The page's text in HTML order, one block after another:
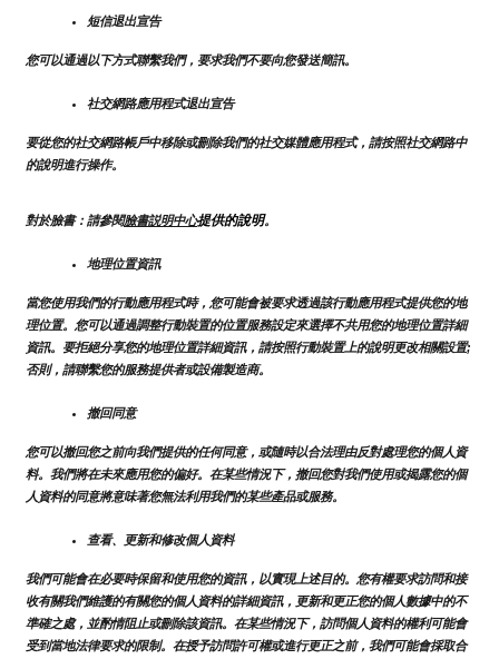
短信退出宣告
您可以通過以下方式聯繫我們，要求我們不要向您發送簡訊。
社交網路應用程式退出宣告
要從您的社交網路帳戶中移除或刪除我們的社交媒體應用程式，請按照社交網路中
的說明進行操作。
對於臉書：請參閱臉書説明中心提供的說明。
地理位置資訊
當您使用我們的行動應用程式時，您可能會被要求透過該行動應用程式提供您的地
理位置。您可以通過調整行動裝置的位置服務設定來選擇不共用您的地理位置詳細
資訊。要拒絕分享您的地理位置詳細資訊，請按照行動裝置上的說明更改相關設置;
否則，請聯繫您的服務提供者或設備製造商。
撤回同意
您可以撤回您之前向我們提供的任何同意，或隨時以合法理由反對處理您的個人資
料。我們將在未來應用您的偏好。在某些情況下，撤回您對我們使用或揭露您的個
人資料的同意將意味著您無法利用我們的某些產品或服務。
查看、更新和修改個人資料
我們可能會在必要時保留和使用您的資訊，以實現上述目的。您有權要求訪問和接
收有關我們維護的有關您的個人資料的詳細資訊，更新和更正您的個人數據中的不
準確之處，並酌情阻止或刪除該資訊。在某些情況下，訪問個人資料的權利可能會
受到當地法律要求的限制。在授予訪問許可權或進行更正之前，我們可能會採取合